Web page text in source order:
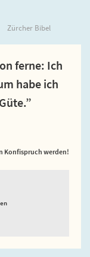
Zürcher Bibel
ferne: Ich
habe ich
Konfispruch werden!